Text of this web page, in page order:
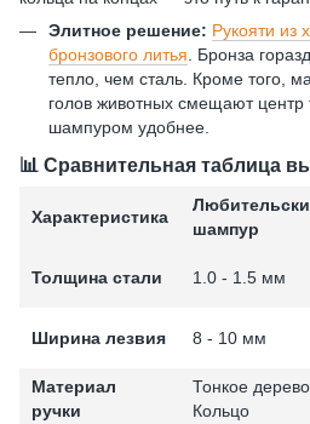
Элитное решение: Рукояти из
бронзового литья. Бронза
тепло, чем сталь. Кроме того,
голов животных смещают центр
шампуром удобнее.
📊 Сравнительная таблица
Характеристика
шампур
Толщина стали 1.0 - 1.5 мм
Ширина лезвия 8 - 10 мм
Материал
ручки
Тонкое
Кольцо